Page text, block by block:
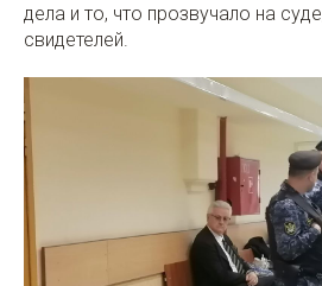
дела и то, что прозвучало на
свидетелей.